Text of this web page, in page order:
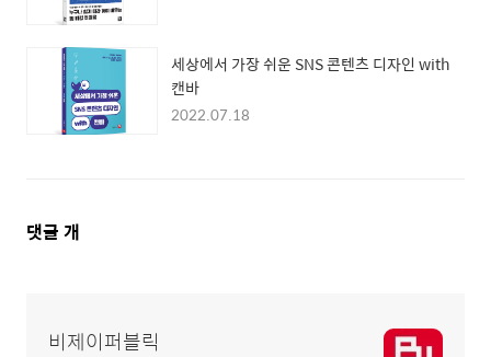
세상에서 가장 쉬운 SNS 콘텐츠 디자인 with
캔바
2022.07.18
댓
댓글 개
비제이퍼블릭